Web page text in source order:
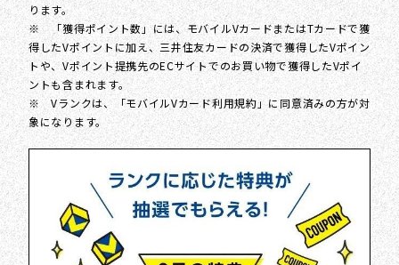
ります。
※ 「獲得ポイント数」には、モバイルVカードまたはTカードで獲
得したVポイントに加え、三井住友カードの決済で獲得したVポイン
トや、Vポイント提携先のECサイトでのお買い物で獲得したVポイ
ントも含まれます。
※ Vランクは、「モバイルVカード利用規約」に同意済みの方が対
象になります。